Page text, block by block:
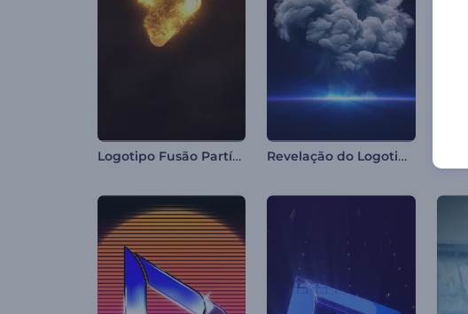
Logotipo Fusão Partículas Revelação do Logotipo Erupção Cósmica